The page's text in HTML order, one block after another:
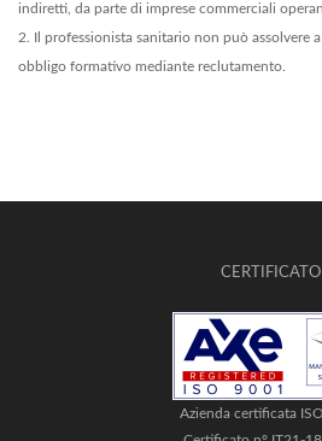
indiretti, da parte di imprese commerciali
2. Il professionista sanitario non può assolvere
obbligo formativo mediante reclutamento.
CERTIFICATO
Azienda certificata